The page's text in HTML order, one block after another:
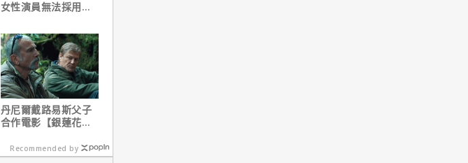
女性演員無法採用方
丹尼爾戴路易斯父子
合作電影【銀蓮花】
播推薦
Recommended by